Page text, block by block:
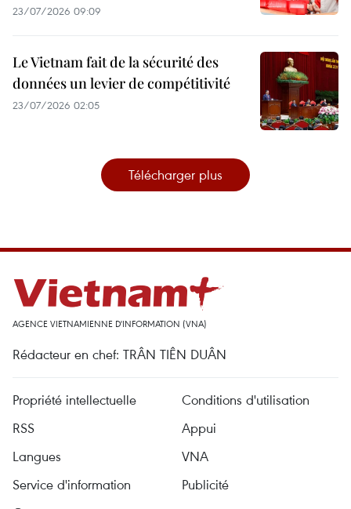
23/07/2026 09:09
Le Vietnam fait de la sécurité des
données un levier de compétitivité
23/07/2026 02:05
Télécharger plus
AGENCE VIETNAMIENNE D'INFORMATION (VNA)
Rédacteur en chef: TRÂN TIÊN DUÂN
Propriété intellectuelle
Conditions d'utilisation
RSS
Appui
Langues
VNA
Service d'information
Publicité